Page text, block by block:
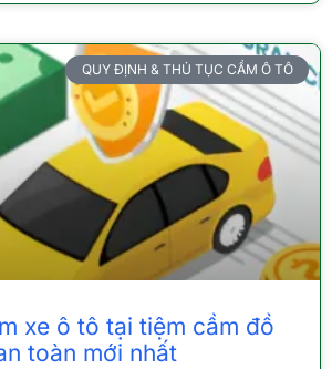
QUY ĐỊNH & THỦ TỤC CẦM Ô TÔ
xe ô tô tại tiệm cầm đồ
toàn mới nhất